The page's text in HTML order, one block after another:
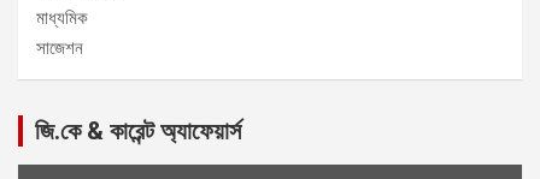
মাধ্যমিক
সাজেশন
জি.কে & কারেন্ট অ্যাফেয়ার্স